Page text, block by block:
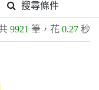
搜尋條件
9921 筆，花 0.27 秒